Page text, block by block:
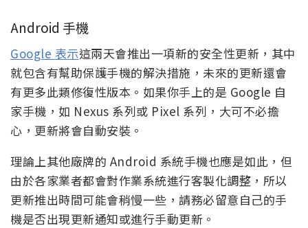
Android 手機
Google 表示這兩天會推出一項新的安全性更新，其中
就包含有幫助保護手機的解決措施，未來的更新還會
有更多此類修復性版本。如果你手上的是 Google 自
家手機，如 Nexus 系列或 Pixel 系列，大可不必擔
心，更新將會自動安裝。
理論上其他廠牌的 Android 系統手機也應是如此，但
由於各家業者都會對作業系統進行客製化調整，所以
更新推出時間可能會稍慢一些，請務必留意自己的手
機是否出現更新通知或進行手動更新。